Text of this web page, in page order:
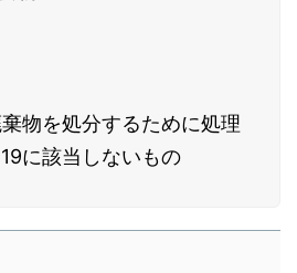
物を処分するために処理
に該当しないもの